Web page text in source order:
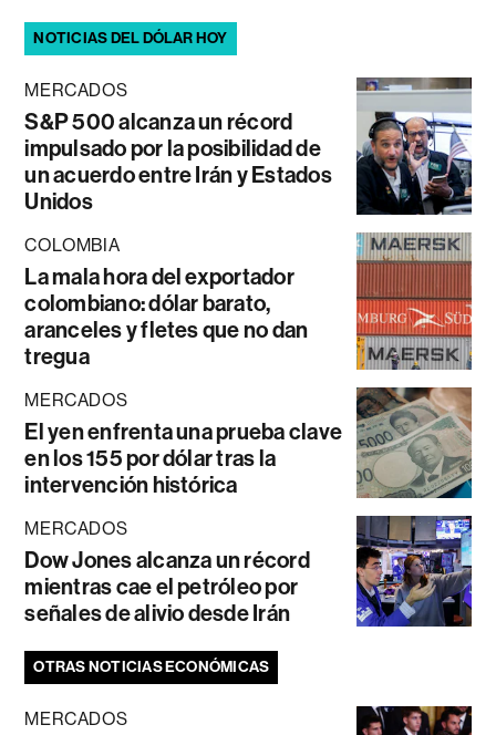
NOTICIAS DEL DÓLAR HOY
MERCADOS
S&P 500 alcanza un récord
impulsado por la posibilidad de
un acuerdo entre Irán y Estados
Unidos
COLOMBIA
La mala hora del exportador
colombiano: dólar barato,
aranceles y fletes que no dan
tregua
MERCADOS
El yen enfrenta una prueba clave
en los 155 por dólar tras la
intervención histórica
MERCADOS
Dow Jones alcanza un récord
mientras cae el petróleo por
señales de alivio desde Irán
OTRAS NOTICIAS ECONÓMICAS
MERCADOS